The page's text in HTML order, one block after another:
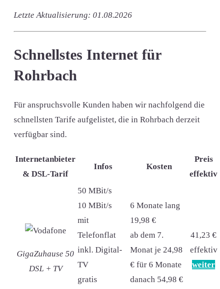
Letzte Aktualisierung: 01.08.2026
Schnellstes Internet für
Rohrbach
Für anspruchsvolle Kunden haben wir nachfolgend die
schnellsten Tarife aufgelistet, die in Rohrbach derzeit
verfügbar sind.
Internetanbieter
& DSL-Tarif
Infos Kosten
Preis
effektiv
GigaZuhause 50
DSL + TV
50 MBit/s
10 MBit/s
mit
Telefonflat
inkl. Digital-
TV
gratis
6 Monate lang
19,98 €
ab dem 7.
Monat je 24,98
€ für 6 Monate
danach 54,98 €
41,23 €
effektiv
weiter